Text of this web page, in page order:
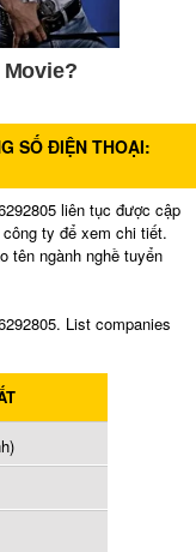
SỐ ĐIỆN THOẠI:
liên tục được cập
ty để xem chi tiết.
tên ngành nghề tuyển
List companies